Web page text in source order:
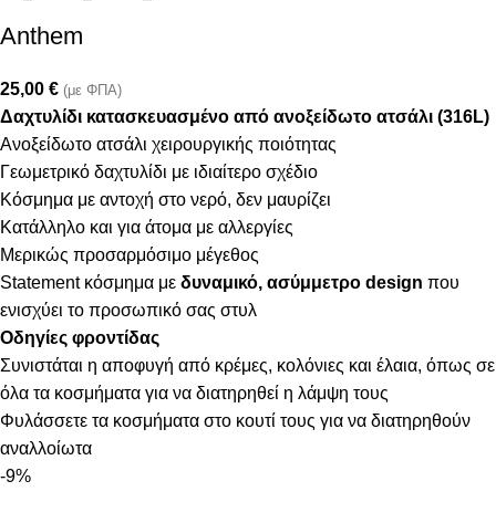
Anthem
25,00 € (με ΦΠΑ)
Δαχτυλίδι κατασκευασμένο από ανοξείδωτο ατσάλι (316L)
Ανοξείδωτο ατσάλι χειρουργικής ποιότητας
Γεωμετρικό δαχτυλίδι με ιδιαίτερο σχέδιο
Κόσμημα με αντοχή στο νερό, δεν μαυρίζει
Κατάλληλο και για άτομα με αλλεργίες
Μερικώς προσαρμόσιμο μέγεθος
Statement κόσμημα με δυναμικό, ασύμμετρο design που
ενισχύει το προσωπικό σας στυλ
Οδηγίες φροντίδας
Συνιστάται η αποφυγή από κρέμες, κολόνιες και έλαια, όπως σε
όλα τα κοσμήματα για να διατηρηθεί η λάμψη τους
Φυλάσσετε τα κοσμήματα στο κουτί τους για να διατηρηθούν
αναλλοίωτα
-9%